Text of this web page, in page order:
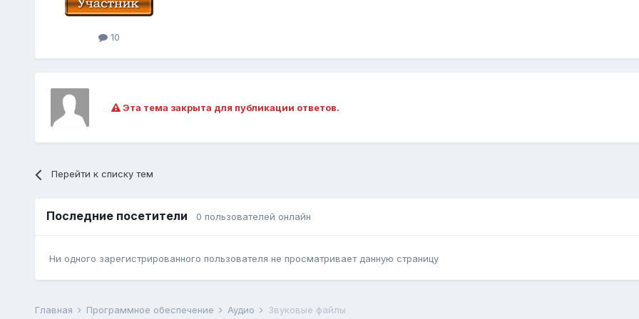
10
Эта тема закрыта для публикации ответов.
Перейти к списку тем
Последние посетители 0 пользователей онлайн
Ни одного зарегистрированного пользователя не просматривает данную страницу
Главная Программное обеспечение Аудио Звуковые файлы